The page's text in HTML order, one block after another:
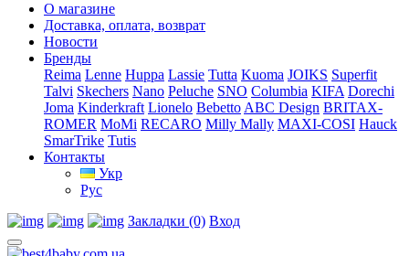
О магазине
Доставка, оплата, возврат
Новости
Бренды
Reima Lenne Huppa Lassie Tutta Kuoma JOIKS Superfit
Talvi Skechers Nano Peluche SNO Columbia KIFA Dorechi
Joma Kinderkraft Lionelo Bebetto ABC Design BRITAX-
ROMER MoMi RECARO Milly Mally MAXI-COSI Hauck
SmarTrike Tutis
Контакты
Укр
Рус
Закладки (0) Вход